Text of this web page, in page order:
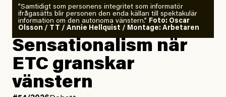
”Samtidigt som personens integritet som informatör
ifrågasätts blir personen den enda källan till spektakulär
information om den autonoma vänstern.” Foto: Oscar
Olsson / TT / Annie Hellquist / Montage: Arbetaren
Sensationalism när
ETC granskar
vänstern